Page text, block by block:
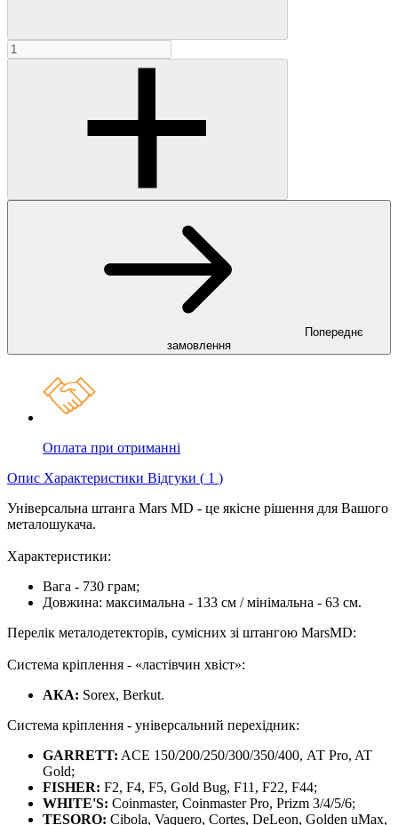
Попереднє
замовлення
Оплата при отриманні
Опис Характеристики Відгуки ( 1 )
Універсальна штанга Mars MD - це якісне рішення для Вашого
металошукача.
Характеристики:
Вага - 730 грам;
Довжина: максимальна - 133 см / мінімальна - 63 см.
Перелік металодетекторів, сумісних зі штангою MarsMD:
Система кріплення - «ластівчин хвіст»:
АКА: Sorex, Berkut.
Система кріплення - універсальний перехідник:
GARRETT: ACE 150/200/250/300/350/400, АТ Pro, AT
Gold;
FISHER: F2, F4, F5, Gold Bug, F11, F22, F44;
WHITE'S: Coinmaster, Coinmaster Pro, Prizm 3/4/5/6;
TESORO: Cibola, Vaquero, Cortes, DeLeon, Golden uMax,